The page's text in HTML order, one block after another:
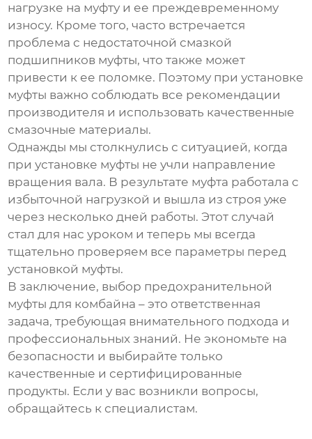
нагрузке на муфту и ее преждевременному
износу. Кроме того, часто встречается
проблема с недостаточной смазкой
подшипников муфты, что также может
привести к ее поломке. Поэтому при установке
муфты важно соблюдать все рекомендации
производителя и использовать качественные
смазочные материалы.
Однажды мы столкнулись с ситуацией, когда
при установке муфты не учли направление
вращения вала. В результате муфта работала с
избыточной нагрузкой и вышла из строя уже
через несколько дней работы. Этот случай
стал для нас уроком и теперь мы всегда
тщательно проверяем все параметры перед
установкой муфты.
В заключение, выбор предохранительной
муфты для комбайна – это ответственная
задача, требующая внимательного подхода и
профессиональных знаний. Не экономьте на
безопасности и выбирайте только
качественные и сертифицированные
продукты. Если у вас возникли вопросы,
обращайтесь к специалистам.